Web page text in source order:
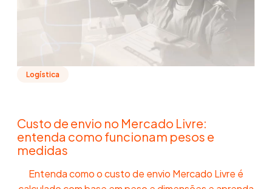
Logística
Custo de envio no Mercado Livre:
entenda como funcionam pesos e
medidas
Entenda como o custo de envio Mercado Livre é